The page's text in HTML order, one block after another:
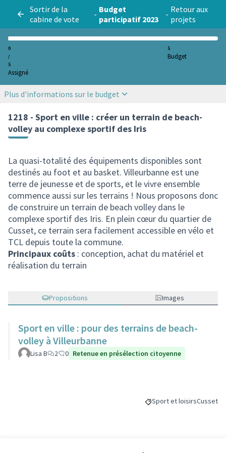
Sortir de la
cabine de vote
- Budget
participatif 2023
- Retour aux
projets
0
/
5
Assigné
5
Budget
Plus d'informations sur le budget
1218 - Sport en ville : créer un terrain de beach-
volley au complexe sportif des Iris
La quasi-totalité des équipements disponibles sont
destinés au foot et au basket. Villeurbanne est une
terre de jeunesse et de sports, et le vivre ensemble
commence aussi sur les terrains ! Nous proposons donc
de construire un terrain de beach volley dans le
complexe sportif des Iris. En plein cœur du quartier de
Cusset, ce terrain sera facilement accessible en vélo et
TCL depuis toute la commune.
Principaux coûts : conception, achat du matériel et
réalisation du terrain
Propositions Images
Sport en ville : pour des terrains de beach-
volley à Villeurbanne
Lisa B 2 0 Retenue en présélection citoyenne
Filtrer les résultats de
Sport et loisirsFiltrer
Cusset